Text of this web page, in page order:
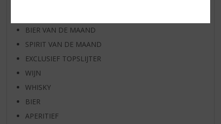
BIER VAN DE MAAND
SPIRIT VAN DE MAAND
EXCLUSIEF TOPSLIJTER
WIJN
WHISKY
BIER
APERITIEF